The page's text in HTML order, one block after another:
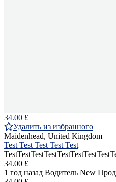
34.00 £
Удалить из избранного
Maidenhead, United Kingdom
Test Test Test Test Test
34.00 £
1 год назад Водитель New